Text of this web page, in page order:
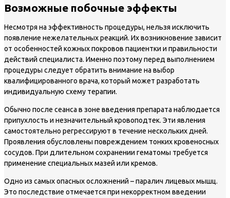
Возможные побочные эффекты
Несмотря на эффективность процедуры, нельзя исключить
появление нежелательных реакций. Их возникновение зависит
от особенностей кожных покровов пациентки и правильности
действий специалиста. Именно поэтому перед выполнением
процедуры следует обратить внимание на выбор
квалифицированного врача, который может разработать
индивидуальную схему терапии.
Обычно после сеанса в зоне введения препарата наблюдается
припухлость и незначительный кровоподтек. Эти явления
самостоятельно регрессируют в течение нескольких дней.
Проявления обусловлены повреждением тонких кровеносных
сосудов. При длительном сохранении гематомы требуется
применение специальных мазей или кремов.
Одно из самых опасных осложнений – паралич лицевых мышц.
Это последствие отмечается при некорректном введении